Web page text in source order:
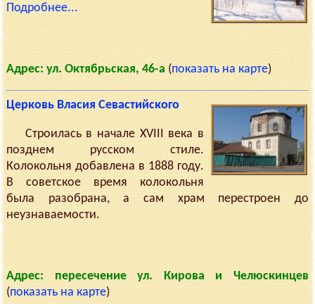
Подробнее...
Адрес: ул. Октябрьская, 46-а (показать на карте)
Церковь Власия Севастийского
Строилась в начале XVIII века в
позднем русском стиле.
Колокольня добавлена в 1888 году.
В советское время колокольня
была разобрана, а сам храм перестроен до
неузнаваемости.
Адрес: пересечение ул. Кирова и Челюскинцев
(показать на карте)